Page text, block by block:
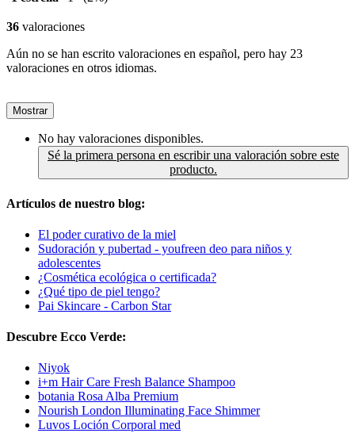
36 valoraciones
Aún no se han escrito valoraciones en español, pero hay 23
valoraciones en otros idiomas.
Mostrar
No hay valoraciones disponibles.
Sé la primera persona en escribir una valoración sobre este
producto.
Artículos de nuestro blog:
El poder curativo de la miel
Sudoración y pubertad - youfreen deo para niños y
adolescentes
¿Cosmética ecológica o certificada?
¿Qué tipo de piel tengo?
Pai Skincare - Carbon Star
Descubre Ecco Verde:
Niyok
i+m Hair Care Fresh Balance Shampoo
botania Rosa Alba Premium
Nourish London Illuminating Face Shimmer
Luvos Loción Corporal med